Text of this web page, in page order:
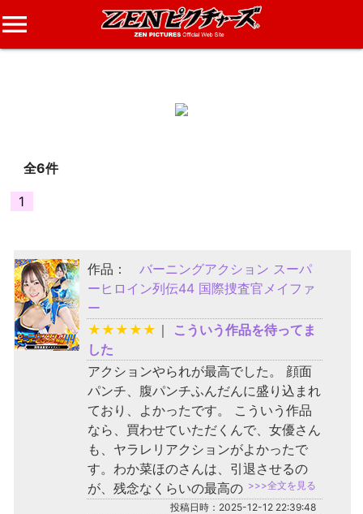
全6件
1
作品： バーニングアクション スーパ
ーヒロイン列伝44 国際捜査官メイファ
ー
★ ★ ★ ★ ★ ｜ こういう作品を待ってま
した
アクションやられが最高でした。 顔面
パンチ、腹パンチふんだんに盛り込まれ
ており、よかったです。 こういう作品
なら、買わせていただくんで、女優さん
も、ヤラレリアクションがよかったで
す。わか菜ほのさんは、引退させるの
が、残念なくらいの最高の >>>全文を見る
投稿日時：2025-12-12 22:39:48